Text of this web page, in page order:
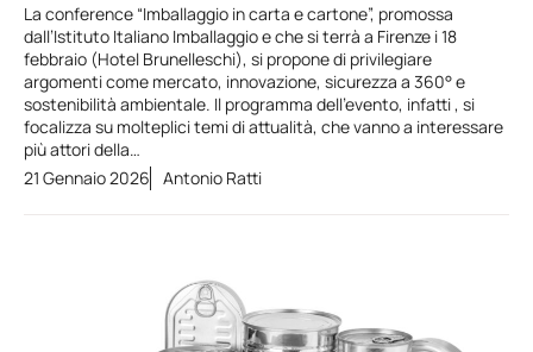
La conference “Imballaggio in carta e cartone”, promossa
dall’Istituto Italiano Imballaggio e che si terrà a Firenze i 18
febbraio (Hotel Brunelleschi), si propone di privilegiare
argomenti come mercato, innovazione, sicurezza a 360° e
sostenibilità ambientale. Il programma dell’evento, infatti , si
focalizza su molteplici temi di attualità, che vanno a interessare
più attori della…
21 Gennaio 2026
Antonio Ratti